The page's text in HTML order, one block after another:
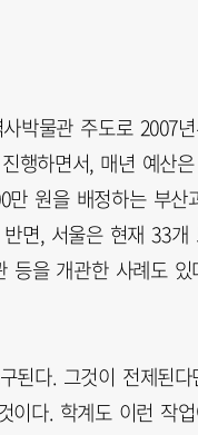
박물관 주도로 2007
행하면서, 매년 예산
원을 배정하는 부
면, 서울은 현재 33
을 개관한 사례도
다. 그것이 전제된
다. 학계도 이런 작